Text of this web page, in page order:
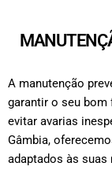
A manutenção
garantir o seu bom
evitar avarias
Gâmbia,
adaptados às suas